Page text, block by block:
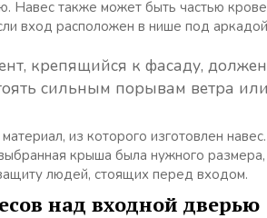
Навес также может быть частью
вход расположен в нише под
крепящийся к фасаду,
сильным порывам ветра
из которого изготовлен
крыша была нужного
людей, стоящих перед входом.
над входной дверью